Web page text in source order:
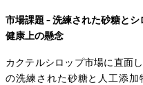
市場課題 - 洗練された砂糖と
健康上の懸念
カクテルシロップ市場に直面
の洗練された砂糖と人工添